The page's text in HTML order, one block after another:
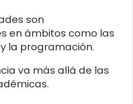
son
en ámbitos como las
la programación.
va más allá de las